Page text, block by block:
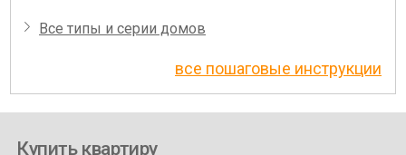
Все типы и серии домов
все пошаговые инструкции
Купить квартиру